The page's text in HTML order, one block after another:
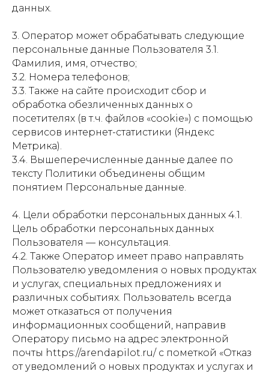
данных.
3. Оператор может обрабатывать следующие
персональные данные Пользователя 3.1.
Фамилия, имя, отчество;
3.2. Номера телефонов;
3.3. Также на сайте происходит сбор и
обработка обезличенных данных о
посетителях (в т.ч. файлов «cookie») с помощью
сервисов интернет-статистики (Яндекс
Метрика).
3.4. Вышеперечисленные данные далее по
тексту Политики объединены общим
понятием Персональные данные.
4. Цели обработки персональных данных 4.1.
Цель обработки персональных данных
Пользователя — консультация.
4.2. Также Оператор имеет право направлять
Пользователю уведомления о новых продуктах
и услугах, специальных предложениях и
различных событиях. Пользователь всегда
может отказаться от получения
информационных сообщений, направив
Оператору письмо на адрес электронной
почты https://arendapilot.ru/ с пометкой «Отказ
от уведомлений о новых продуктах и услугах и